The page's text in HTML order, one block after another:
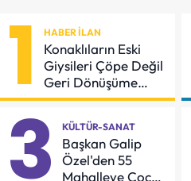
1 HABER İLAN
Konaklıların Eski
Giysileri Çöpe Değil
Geri Dönüşüme
Gidiyor
3 KÜLTÜR-SANAT
Başkan Galip
Özel'den 55
Mahalleye Çocuk